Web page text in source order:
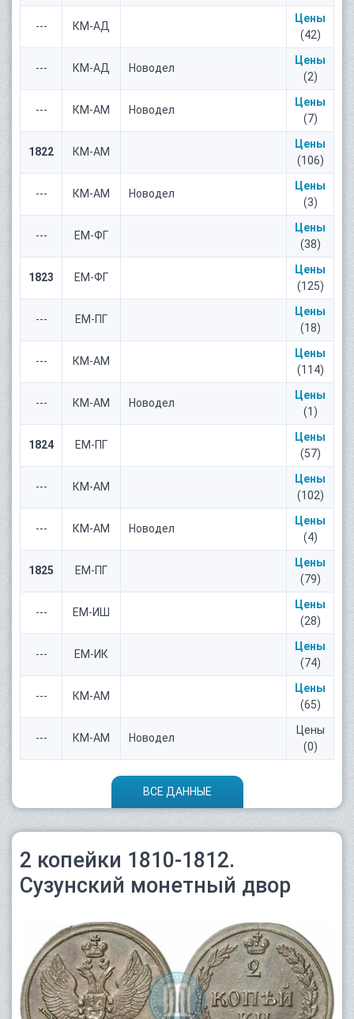
--- КМ-АД
Цены
(42)
--- КМ-АД Новодел
Цены
(2)
--- КМ-АМ Новодел
Цены
(7)
1822 КМ-АМ
Цены
(106)
--- КМ-АМ Новодел
Цены
(3)
--- ЕМ-ФГ
Цены
(38)
1823 ЕМ-ФГ
Цены
(125)
--- ЕМ-ПГ
Цены
(18)
--- КМ-АМ
Цены
(114)
--- КМ-АМ Новодел
Цены
(1)
1824 ЕМ-ПГ
Цены
(57)
--- КМ-АМ
Цены
(102)
--- КМ-АМ Новодел
Цены
(4)
1825 ЕМ-ПГ
Цены
(79)
--- ЕМ-ИШ
Цены
(28)
--- ЕМ-ИК
Цены
(74)
--- КМ-АМ
Цены
(65)
--- КМ-АМ Новодел
Цены
(0)
ВСЕ ДАННЫЕ
2 копейки 1810-1812.
Сузунский монетный двор